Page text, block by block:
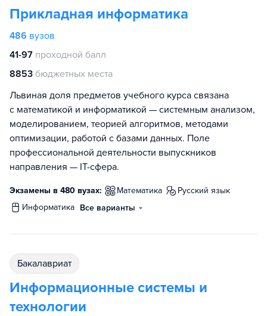
Прикладная информатика
486 вузов
41-97 проходной балл
8853 бюджетных места
Львиная доля предметов учебного курса связана
с математикой и информатикой — системным анализом,
моделированием, теорией алгоритмов, методами
оптимизации, работой с базами данных. Поле
профессиональной деятельности выпускников
направления — IT-сфера.
Экзамены в 480 вузах: математика
русский язык
информатика Все варианты
бакалавриат
Информационные системы и
технологии